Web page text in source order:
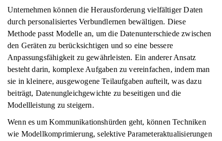
Unternehmen können die Herausforderung vielfältiger Daten
durch personalisiertes Verbundlernen bewältigen. Diese
Methode passt Modelle an, um die Datenunterschiede zwischen
den Geräten zu berücksichtigen und so eine bessere
Anpassungsfähigkeit zu gewährleisten. Ein anderer Ansatz
besteht darin, komplexe Aufgaben zu vereinfachen, indem man
sie in kleinere, ausgewogene Teilaufgaben aufteilt, was dazu
beiträgt, Datenungleichgewichte zu beseitigen und die
Modellleistung zu steigern.
Wenn es um Kommunikationshürden geht, können Techniken
wie Modellkomprimierung, selektive Parameteraktualisierungen